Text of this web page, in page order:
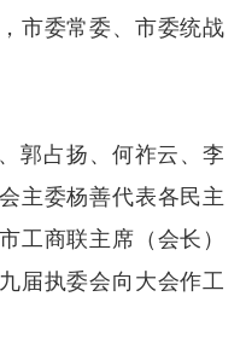
市委常委、市委统战
郭占扬、何祚云、李
主委杨善代表各民主
工商联主席（会长）
届执委会向大会作工